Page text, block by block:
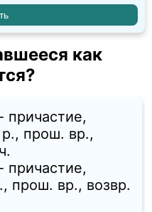
как
причастие,
прош. вр.,
причастие,
прош. вр., возвр.